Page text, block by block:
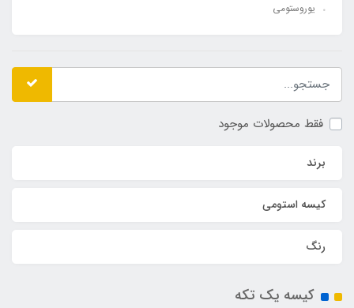
یوروستومی
فقط محصولات موجود
برند
کیسه استومی
رنگ
کیسه یک تکه